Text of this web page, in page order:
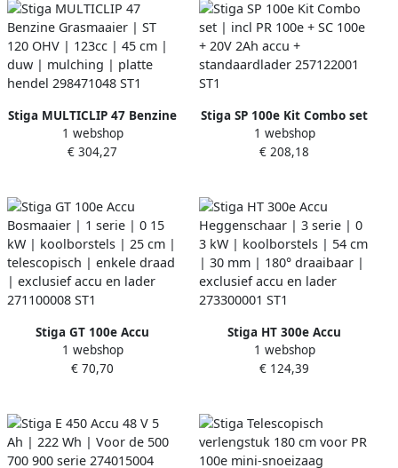
lader 2L0486108 ST1
Stiga MULTICLIP 47 Benzine
Grasmaaier | ST 120 OHV |
123cc | 45 cm | duw |
1 webshop
€ 304,27
Stiga SP 100e Kit Combo set
| incl PR 100e + SC 100e +
20V 2Ah accu +
1 webshop
€ 208,18
Stiga GT 100e Accu
Bosmaaier | 1 serie | 0 15
kW | koolborstels | 25 cm |
271100008 ST1
1 webshop
€ 70,70
Stiga HT 300e Accu
Heggenschaar | 3 serie | 0
3 kW | koolborstels | 54 cm
273300001 ST1
1 webshop
€ 124,39